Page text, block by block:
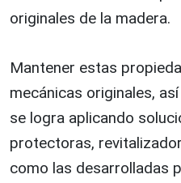
originales de la madera.
Mantener estas
mecánicas originales,
se logra aplicando
protectoras,
como las desarrolladas